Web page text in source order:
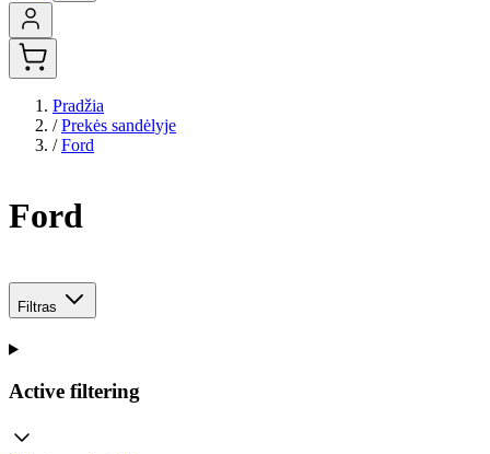
Pradžia
/ Prekės sandėlyje
/ Ford
Ford
Filtras
Active filtering